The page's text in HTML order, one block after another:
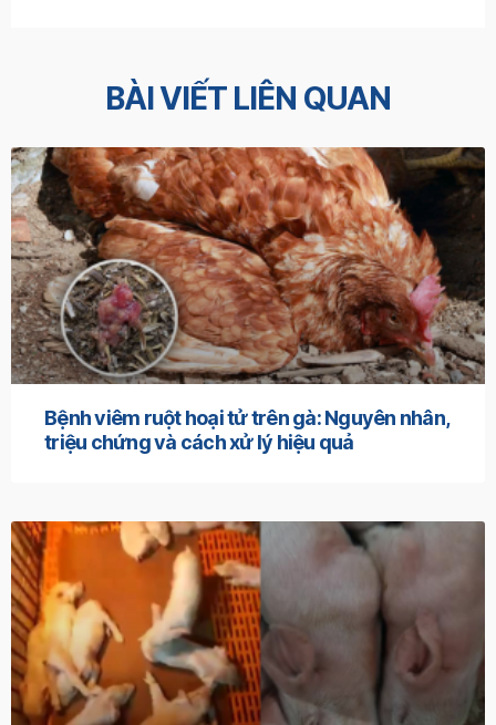
BÀI VIẾT LIÊN QUAN
Bệnh viêm ruột hoại tử trên gà: Nguyên nhân,
triệu chứng và cách xử lý hiệu quả